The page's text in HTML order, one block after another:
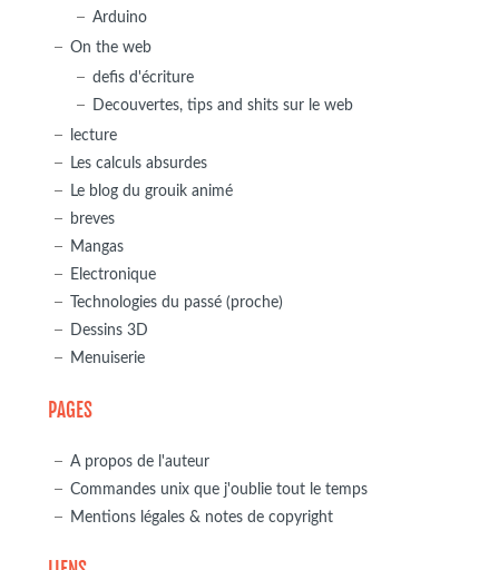
Arduino
On the web
defis d'écriture
Decouvertes, tips and shits sur le web
lecture
Les calculs absurdes
Le blog du grouik animé
breves
Mangas
Electronique
Technologies du passé (proche)
Dessins 3D
Menuiserie
PAGES
A propos de l'auteur
Commandes unix que j'oublie tout le temps
Mentions légales & notes de copyright